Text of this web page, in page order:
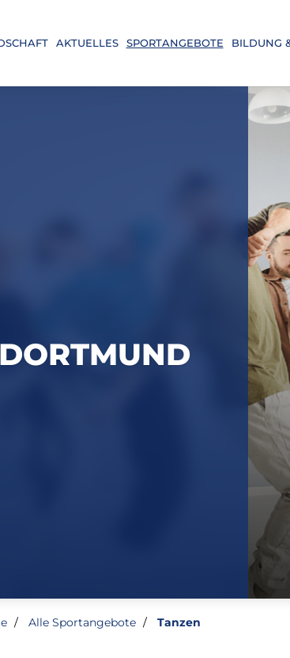
AKTUELLES SPORTANGEBOTE BILDUNG
Alle Sportangebote Tanzen